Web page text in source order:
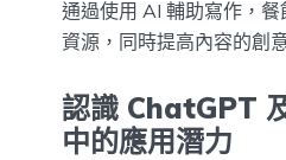
通過使用 AI 輔助寫作，
資源，同時提高內容的創
認識 ChatGPT
中的應用潛力